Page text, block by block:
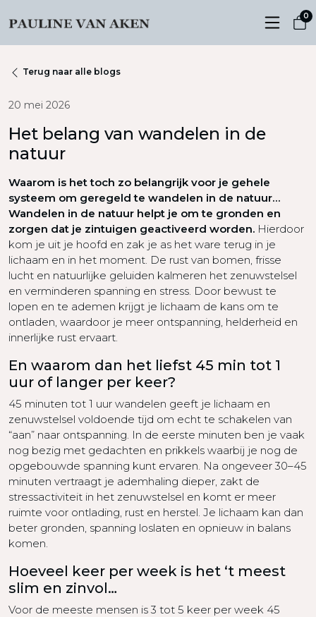
0
Terug naar alle blogs
20 mei 2026
Het belang van wandelen in de
natuur
Waarom is het toch zo belangrijk voor je gehele
systeem om geregeld te wandelen in de natuur…
Wandelen in de natuur helpt je om te gronden en
zorgen dat je zintuigen geactiveerd worden. Hierdoor
kom je uit je hoofd en zak je as het ware terug in je
lichaam en in het moment. De rust van bomen, frisse
lucht en natuurlijke geluiden kalmeren het zenuwstelsel
en verminderen spanning en stress. Door bewust te
lopen en te ademen krijgt je lichaam de kans om te
ontladen, waardoor je meer ontspanning, helderheid en
innerlijke rust ervaart.
En waarom dan het liefst 45 min tot 1
uur of langer per keer?
45 minuten tot 1 uur wandelen geeft je lichaam en
zenuwstelsel voldoende tijd om echt te schakelen van
“aan” naar ontspanning. In de eerste minuten ben je vaak
nog bezig met gedachten en prikkels waarbij je nog de
opgebouwde spanning kunt ervaren. Na ongeveer 30–45
minuten vertraagt je ademhaling dieper, zakt de
stressactiviteit in het zenuwstelsel en komt er meer
ruimte voor ontlading, rust en herstel. Je lichaam kan dan
beter gronden, spanning loslaten en opnieuw in balans
komen.
Hoeveel keer per week is het ‘t meest
slim en zinvol…
Voor de meeste mensen is 3 tot 5 keer per week 45